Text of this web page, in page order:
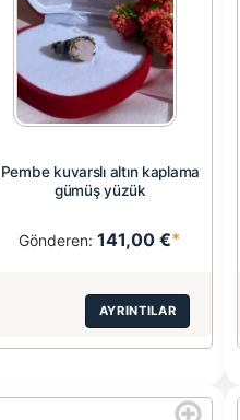
Pembe kuvarslı altın kaplama
gümüş yüzük
Gönderen:141,00 €*
AYRINTILAR